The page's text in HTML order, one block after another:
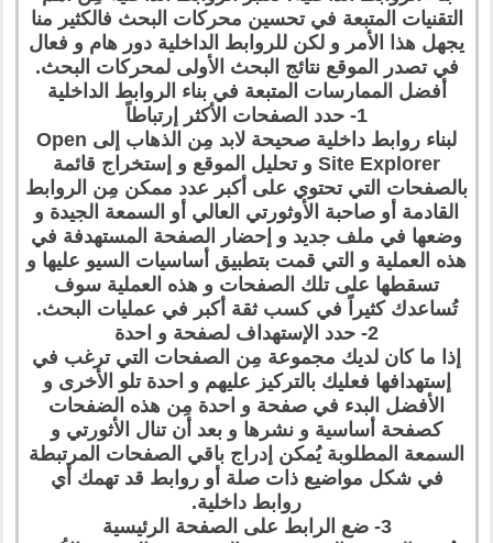
التقنيات المتبعة في تحسين محركات البحث فالكثير منا
يجهل هذا الأمر و لكن للروابط الداخلية دور هام و فعال
في تصدر الموقع نتائج البحث الأولى لمحركات البحث.
أفضل الممارسات المتبعة في بناء الروابط الداخلية
1- حدد الصفحات الأكثر إرتباطاً
لبناء روابط داخلية صحيحة لابد مِن الذهاب إلى Open
Site Explorer و تحليل الموقع و إستخراج قائمة
بالصفحات التي تحتوي على أكبر عدد ممكن مِن الروابط
القادمة أو صاحبة الأوثورتي العالي أو السمعة الجيدة و
وضعها في ملف جديد و إحضار الصفحة المستهدفة في
هذه العملية و التي قمت بتطبيق أساسيات السيو عليها و
تسقطها على تلك الصفحات و هذه العملية سوف
تُساعدك كثيراً في كسب ثقة أكبر في عمليات البحث.
2- حدد الإستهداف لصفحة و احدة
إذا ما كان لديك مجموعة مِن الصفحات التي ترغب في
إستهدافها فعليك بالتركيز عليهم و احدة تلو الأخرى و
الأفضل البدء في صفحة و احدة مِن هذه الضفحات
كصفحة أساسية و نشرها و بعد أن تنال الأثورتي و
السمعة المطلوبة يُمكن إدراج باقي الصفحات المرتبطة
في شكل مواضيع ذات صلة أو روابط قد تهمك أي
روابط داخلية.
3- ضع الرابط على الصفحة الرئيسية